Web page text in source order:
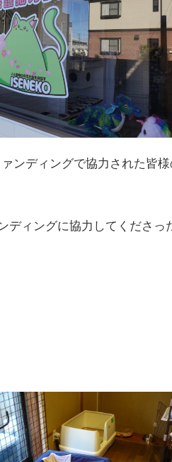
ンディングで協力された皆
ディングに協力してくださっ